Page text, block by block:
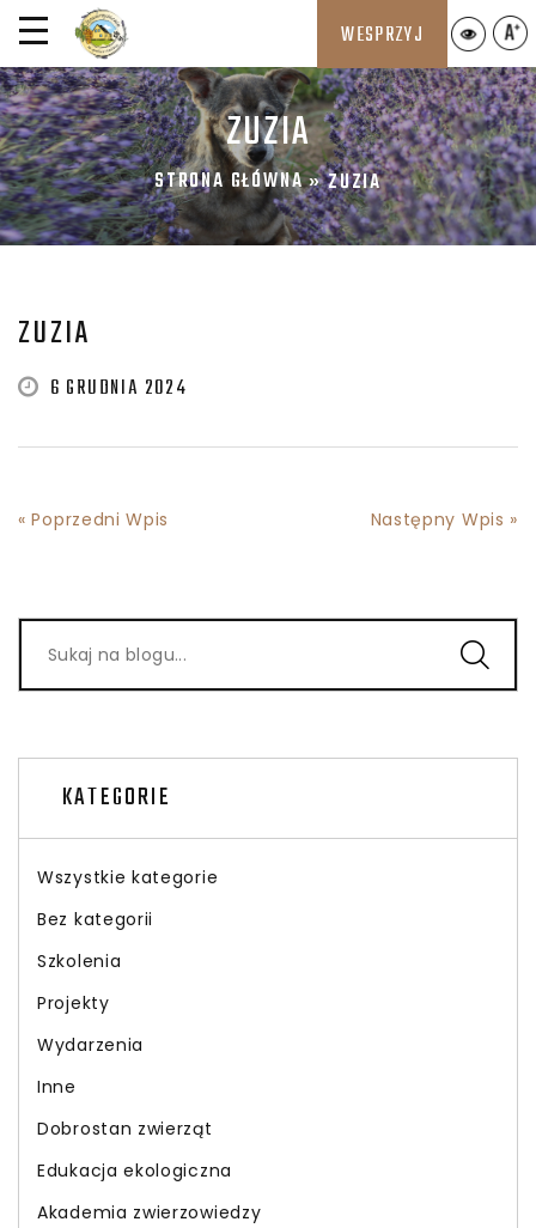
WESPRZYJ
ZUZIA
STRONA GŁÓWNA»ZUZIA
ZUZIA
6 GRUDNIA 2024
« Poprzedni Wpis Następny Wpis »
KATEGORIE
Wszystkie kategorie
Bez kategorii
Szkolenia
Projekty
Wydarzenia
Inne
Dobrostan zwierząt
Edukacja ekologiczna
Akademia zwierzowiedzy